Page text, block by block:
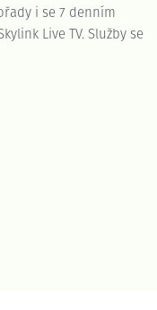
i se 7 denním
Live TV. Služby se